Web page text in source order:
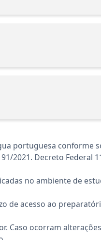
portuguesa conforme
2021. Decreto Federal
no ambiente de
de acesso ao
Caso ocorram